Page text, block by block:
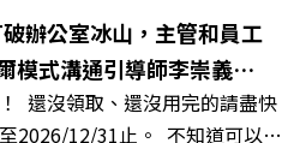
總編輯 李建興 與談人／嘉義縣
餘、財信傳媒集團董事長 謝金
豐、嘉義縣人力發展所所長 許
生日！手速搶下破天荒的獨家
辦公室冰山，主管和員工
模式溝通引導師李崇義、
還沒領取、還沒用完的請盡快
2026/12/31止。 不知道可以在